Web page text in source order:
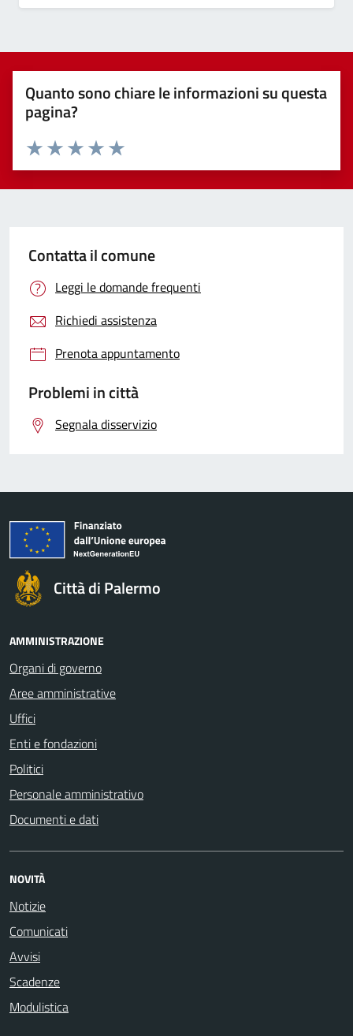
Quanto sono chiare le informazioni su questa
pagina?
Valuta 5 stelle su 5
Valuta 4 stelle su 5
Valuta 3 stelle su 5
Valuta 2 stelle su 5
Valuta 1 stelle su 5
Contatta il comune
Leggi le domande frequenti
Richiedi assistenza
Prenota appuntamento
Problemi in città
Segnala disservizio
Città di Palermo
AMMINISTRAZIONE
Organi di governo
Aree amministrative
Uffici
Enti e fondazioni
Politici
Personale amministrativo
Documenti e dati
NOVITÀ
Notizie
Comunicati
Avvisi
Scadenze
Modulistica